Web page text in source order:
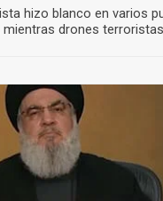
hizo blanco en varios
mientras drones terroristas